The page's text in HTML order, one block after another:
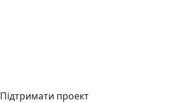
Підтримати проект